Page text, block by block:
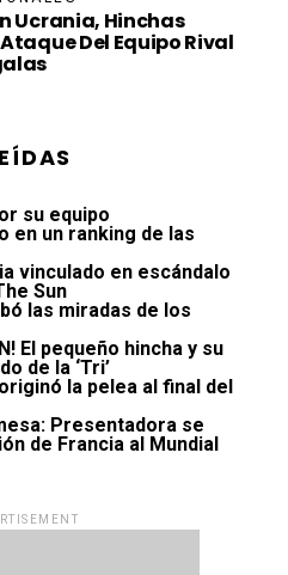
Ucrania, Hinchas
Del Equipo Rival
su equipo
en un ranking de las
vinculado en escándalo
Sun
las miradas de los
El pequeño hincha y su
de la ‘Tri’
la pelea al final del
Presentadora se
de Francia al Mundial